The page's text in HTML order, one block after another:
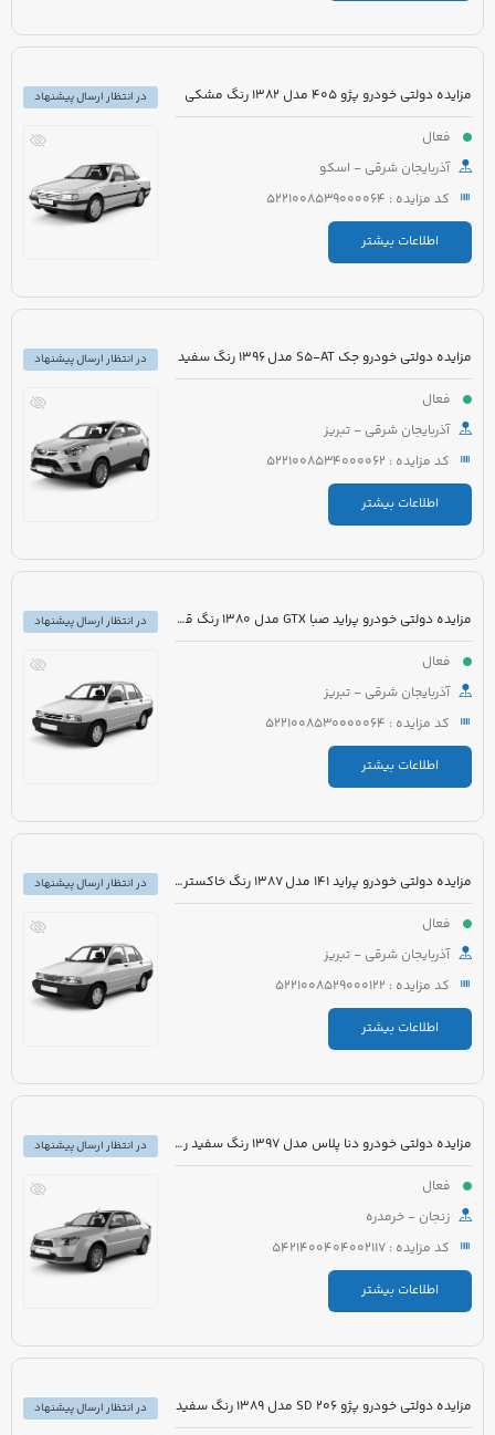
مزایده دولتی خودرو پژو 405 مدل 1382 رنگ مشکی
فعال
آذربایجان شرقی - اسکو
کد مزایده : 5221008539000064
اطلاعات بیشتر
در انتظار ارسال پیشنهاد
مزایده دولتی خودرو جک S5-AT مدل 1396 رنگ سفید
فعال
آذربایجان شرقی - تبریز
کد مزایده : 5221008534000062
اطلاعات بیشتر
در انتظار ارسال پیشنهاد
مزایده دولتی خودرو پراید صبا GTX مدل 1380 رنگ قرمز
فعال
آذربایجان شرقی - تبریز
کد مزایده : 5221008530000064
اطلاعات بیشتر
در انتظار ارسال پیشنهاد
مزایده دولتی خودرو پراید 141 مدل 1387 رنگ خاکستری متالیک
فعال
آذربایجان شرقی - تبریز
کد مزایده : 5221008529000122
اطلاعات بیشتر
در انتظار ارسال پیشنهاد
مزایده دولتی خودرو دنا پلاس مدل 1397 رنگ سفید روغنی
فعال
زنجان - خرمدره
کد مزایده : 5421400404002117
اطلاعات بیشتر
در انتظار ارسال پیشنهاد
مزایده دولتی خودرو پژو 206 SD مدل 1389 رنگ سفید
در انتظار ارسال پیشنهاد